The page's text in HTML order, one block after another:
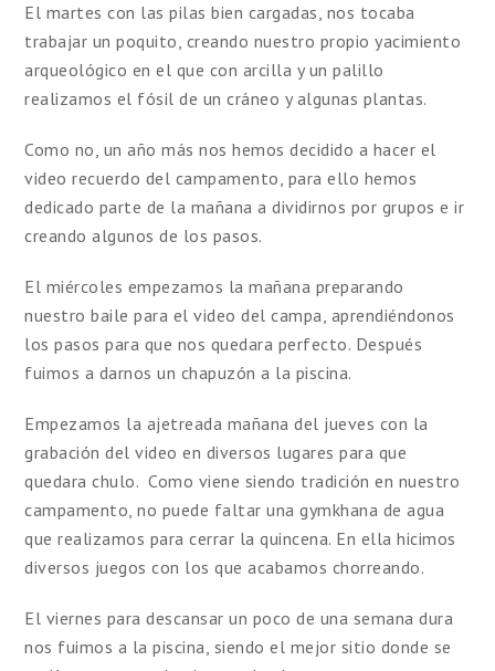
El martes con las pilas bien cargadas, nos tocaba
trabajar un poquito, creando nuestro propio yacimiento
arqueológico en el que con arcilla y un palillo
realizamos el fósil de un cráneo y algunas plantas.
Como no, un año más nos hemos decidido a hacer el
video recuerdo del campamento, para ello hemos
dedicado parte de la mañana a dividirnos por grupos e ir
creando algunos de los pasos.
El miércoles empezamos la mañana preparando
nuestro baile para el video del campa, aprendiéndonos
los pasos para que nos quedara perfecto. Después
fuimos a darnos un chapuzón a la piscina.
Empezamos la ajetreada mañana del jueves con la
grabación del video en diversos lugares para que
quedara chulo. Como viene siendo tradición en nuestro
campamento, no puede faltar una gymkhana de agua
que realizamos para cerrar la quincena. En ella hicimos
diversos juegos con los que acabamos chorreando.
El viernes para descansar un poco de una semana dura
nos fuimos a la piscina, siendo el mejor sitio donde se